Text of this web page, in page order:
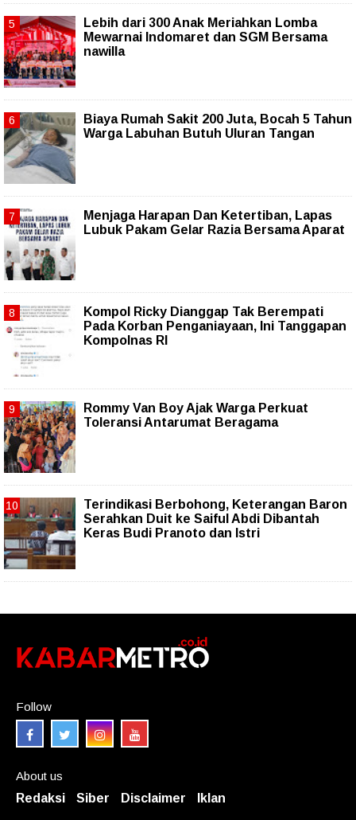
Lebih dari 300 Anak Meriahkan Lomba
Mewarnai Indomaret dan SGM Bersama
nawilla
Biaya Rumah Sakit 200 Juta, Bocah 5 Tahun
Warga Labuhan Butuh Uluran Tangan
Menjaga Harapan Dan Ketertiban, Lapas
Lubuk Pakam Gelar Razia Bersama Aparat
Kompol Ricky Dianggap Tak Berempati
Pada Korban Penganiayaan, Ini Tanggapan
Kompolnas RI
Rommy Van Boy Ajak Warga Perkuat
Toleransi Antarumat Beragama
Terindikasi Berbohong, Keterangan Baron
Serahkan Duit ke Saiful Abdi Dibantah
Keras Budi Pranoto dan Istri
Follow
About us
Redaksi
Siber Disclaimer Iklan